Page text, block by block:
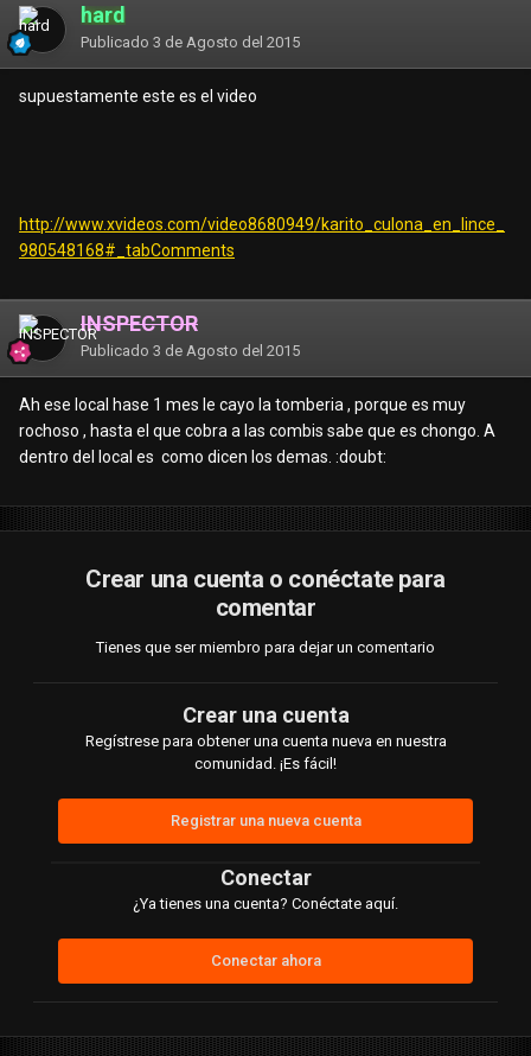
hard
Publicado 3 de Agosto del 2015
supuestamente este es el video
http://www.xvideos.com/video8680949/karito_culona_en_lince_
980548168#_tabComments
INSPECTOR
Publicado 3 de Agosto del 2015
Ah ese local hase 1 mes le cayo la tomberia , porque es muy
rochoso , hasta el que cobra a las combis sabe que es chongo. A
dentro del local es como dicen los demas. :doubt:
Crear una cuenta o conéctate para
comentar
Tienes que ser miembro para dejar un comentario
Crear una cuenta
Regístrese para obtener una cuenta nueva en nuestra
comunidad. ¡Es fácil!
Registrar una nueva cuenta
Conectar
¿Ya tienes una cuenta? Conéctate aquí.
Conectar ahora